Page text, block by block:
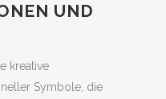
UND
kreative
Symbole, die